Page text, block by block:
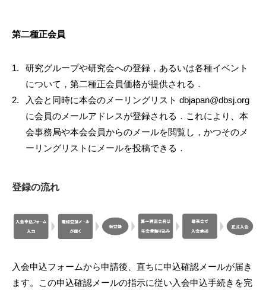
第二種正会員
研究グループや研究会への登録，あるいは各種イベント
について，第二種正会員価格が提供される．
入会と同時に本会のメーリングリスト dbjapan@dbsj.org
に会員のメールアドレスが登録される．これにより、本
会事務局や本会会員からのメールを閲覧し，かつそのメ
ーリングリストにメールを投稿できる．
登録の流れ
入会申込フォームから申請後、直ちに申込確認メールが届き
ます。この申込確認メールの指示に従い入会申込手続きを完